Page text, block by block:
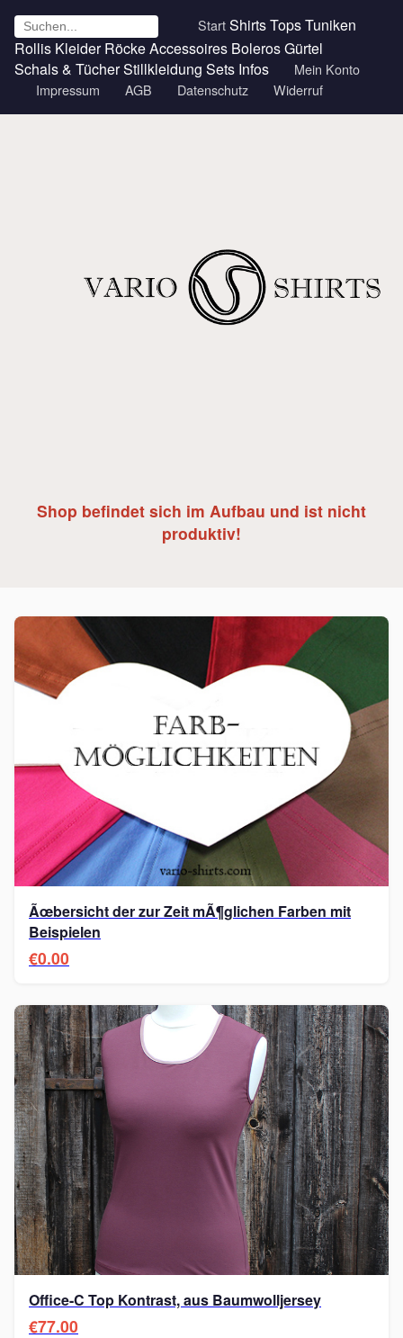
StartShirtsTopsTuniken
Rollis Kleider RöckeAccessoires BolerosGürtel
Schals & TücherStillkleidung Sets Infos
Mein Konto
Impressum
AGB Datenschutz Widerruf
Shop befindet sich im Aufbau und ist nicht
produktiv!
Ãœbersicht der zur Zeit mÃ¶glichen Farben mit
Beispielen
€0.00
Office-C Top Kontrast, aus Baumwolljersey
€77.00